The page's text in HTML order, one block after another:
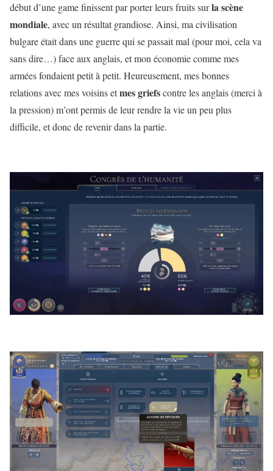
début d’une game finissent par porter leurs fruits surla scène
mondiale, avec un résultat grandiose. Ainsi, ma civilisation
bulgare était dans une guerre qui se passait mal (pour moi, cela va
sans dire…) face aux anglais, et mon économie comme mes
armées fondaient petit à petit. Heureusement, mes bonnes
relations avec mes voisins etmes griefscontre les anglais (merci à
la pression) m’ont permis de leur rendre la vie un peu plus
difficile, et donc de revenir dans la partie.